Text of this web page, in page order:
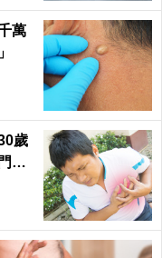
萬
歲
外